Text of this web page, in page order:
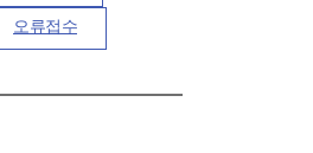
오류접수